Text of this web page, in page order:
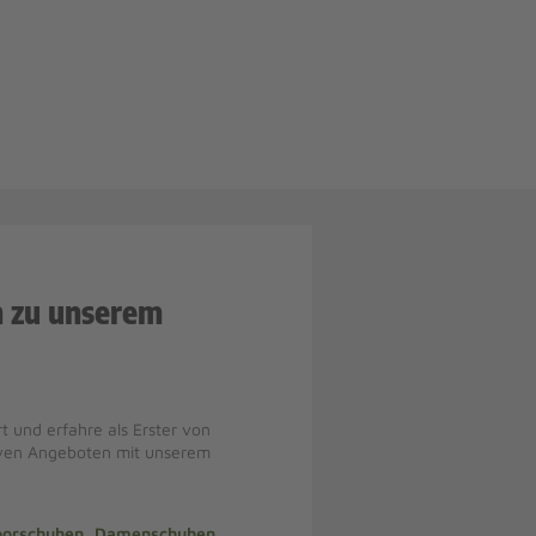
unserem
und erfahre als Erster von
Angeboten mit unserem